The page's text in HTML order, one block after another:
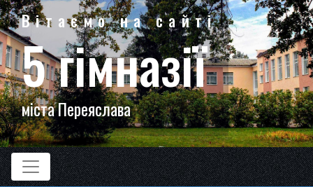
Вітаємо на сайті
5 гімназії
міста Переяслава